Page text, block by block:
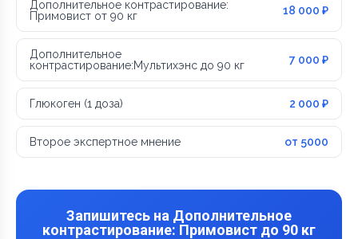
Дополнительное контрастирование:
Примовист от 90 кг
18 000 ₽
Дополнительное
контрастирование:Мультихэнс до 90 кг
7 000 ₽
Глюкоген (1 доза) 2 000 ₽
Второе экспертное мнение от 5000
Запишитесь на Дополнительное
контрастирование: Примовист до 90 кг